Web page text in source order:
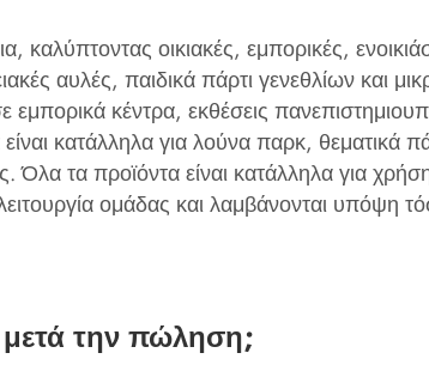
καλύπτοντας οικιακές, εμπορικές,
αυλές, παιδικά πάρτι γενεθλίων και
εμπορικά κέντρα, εκθέσεις
κατάλληλα για λούνα παρκ, θεματικά
τα προϊόντα είναι κατάλληλα για
ομάδας και λαμβάνονται υπόψη
μετά την πώληση;